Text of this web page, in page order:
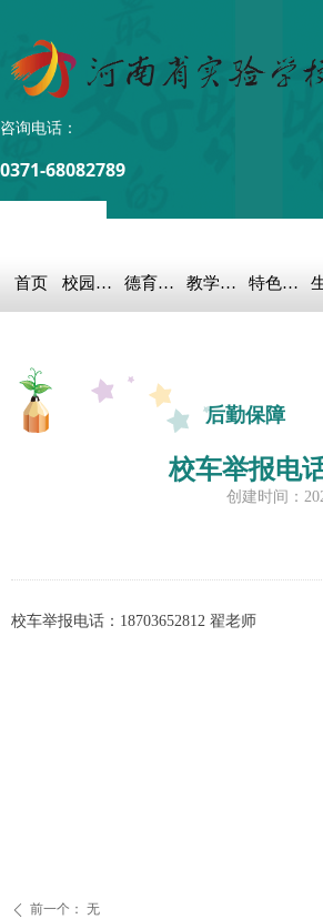
0371-68082789
咨询电话：
首页 校园概况 德育之窗 教学科研 特色教育
后勤保障
校车举报电
创建时间：
校车举报电话：18703652812 翟老师
ꄴ 前一个： 无